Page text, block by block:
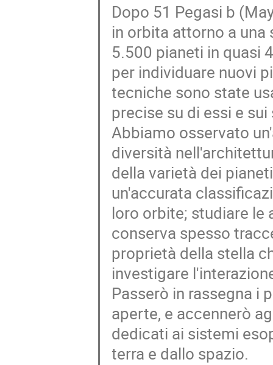
Dopo 51 Pegasi b
in orbita attorno a
5.500 pianeti in quasi
per individuare nuovi
tecniche sono state
precise su di essi e
Abbiamo osservato
diversità
della varietà dei
un'accurata
loro orbite; studiare le
conserva spesso
proprietà della stella
investigare
Passerò in rassegna i
aperte, e accennerò
dedicati ai sistemi
terra e dallo spazio.